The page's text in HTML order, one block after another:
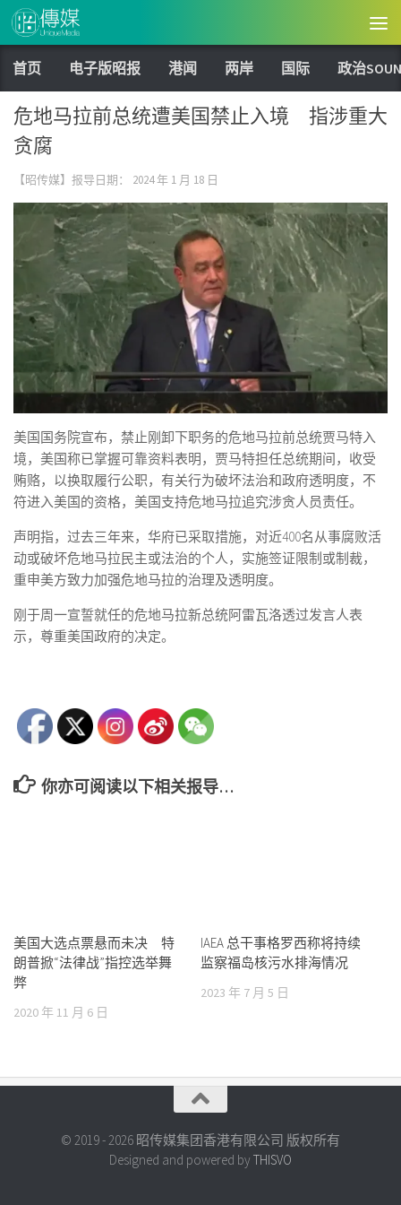
Skip to content
首页 电子版昭报 港闻 两岸 国际 政治
危地马拉前总统遭美国禁止入境 指涉重大
贪腐
【昭传媒】报导日期： 2024 年 1 月 18 日
美国国务院宣布，禁止刚卸下职务的危地马拉前总统贾马特入
境，美国称已掌握可靠资料表明，贾马特担任总统期间，收受
贿赂，以换取履行公职，有关行为破坏法治和政府透明度，不
符进入美国的资格，美国支持危地马拉追究涉贪人员责任。
声明指，过去三年来，华府已采取措施，对近400名从事腐败活
动或破坏危地马拉民主或法治的个人，实施签证限制或制裁，
重申美方致力加强危地马拉的治理及透明度。
刚于周一宣誓就任的危地马拉新总统阿雷瓦洛透过发言人表
示，尊重美国政府的决定。
你亦可阅读以下相关报导…
美国大选点票悬而未决 特
朗普掀“法律战”指控选举舞
弊
2020 年 11 月 6 日
IAEA 总干事格罗西称将持续
监察福岛核污水排海情况
2023 年 7 月 5 日
© 2019 - 2026 昭传媒集团香港有限公司 版权所有
Designed and powered by THISVO